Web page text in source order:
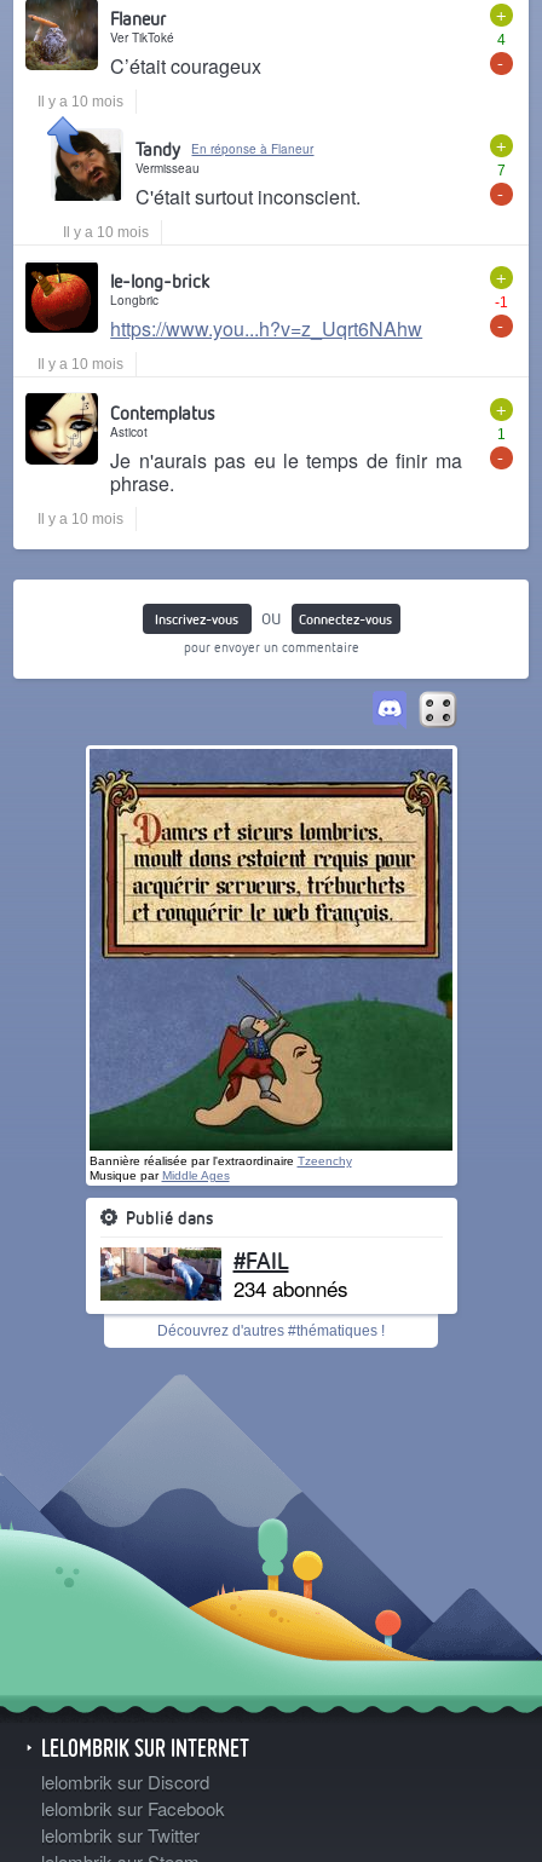
+
4
-
Flaneur
Ver TikToké
C’était courageux
Il y a 10 mois
+
7
-
Tandy
En réponse à Flaneur
Vermisseau
C'était surtout inconscient.
Il y a 10 mois
+
-1
-
le-long-brick
Longbric
https://www.you...h?v=z_Uqrt6NAhw
Il y a 10 mois
+
1
-
Contemplatus
Asticot
Je n'aurais pas eu le temps de finir ma
phrase.
Il y a 10 mois
Inscrivez-vous ou
Connectez-vous
pour envoyer un commentaire
Bannière réalisée par l'extraordinaire Tzeenchy
Musique parMiddle Ages
Publié dans
#FAIL
234 abonnés
Découvrez d'autres #thématiques !
LELOMBRIK SUR INTERNET
lelombrik sur Discord
lelombrik sur Facebook
lelombrik sur Twitter